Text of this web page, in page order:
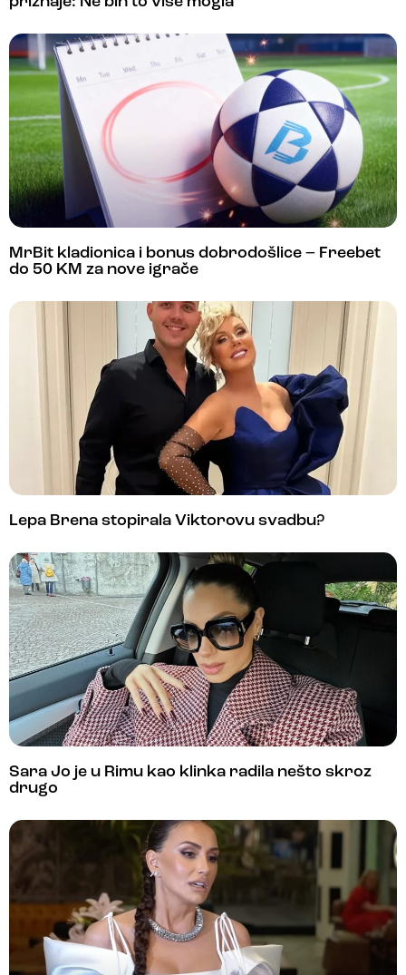
MrBit kladionica i bonus dobrodošlice – Freebet
do 50 KM za nove igrače
Lepa Brena stopirala Viktorovu svadbu?
Sara Jo je u Rimu kao klinka radila nešto skroz
drugo